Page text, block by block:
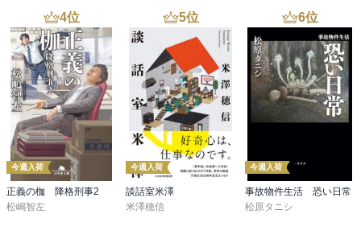
4位
今週入荷
正義の枷 降格刑事2
松嶋智左
5位
今週入荷
談話室米澤
米澤穂信
6位
今週入荷
事故物件生活 恐い日常
松原タニシ